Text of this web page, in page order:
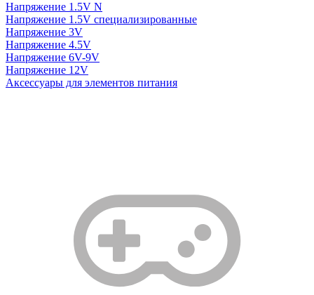
Напряжение 1.5V N
Напряжение 1.5V специализированные
Напряжение 3V
Напряжение 4.5V
Напряжение 6V-9V
Напряжение 12V
Аксессуары для элементов питания